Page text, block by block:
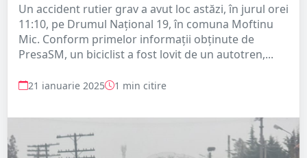
Un accident rutier grav a avut loc astăzi, în jurul orei
11:10, pe Drumul Național 19, în comuna Moftinu
Mic. Conform primelor informații obținute de
PresaSM, un biciclist a fost lovit de un autotren,...
21 ianuarie 2025 1 min citire